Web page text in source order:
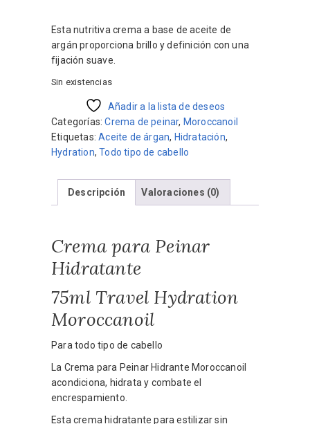
original
$849.
actual
Esta nutritiva crema a base de aceite de
argán proporciona brillo y definición con una
fijación suave.
Sin existencias
Añadir a la lista de deseos
Categorías:Crema de peinar, Moroccanoil
Etiquetas:Aceite de árgan, Hidratación,
Hydration,Todo tipo de cabello
Descripción Valoraciones (0)
Crema para Peinar
Hidratante
75ml Travel Hydration
Moroccanoil
Para todo tipo de cabello
La Crema para Peinar Hidrante Moroccanoil
acondiciona, hidrata y combate el
encrespamiento.
Esta crema hidratante para estilizar sin